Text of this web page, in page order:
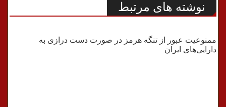
نوشته های مرتبط
جنگ
ممنوعیت عبور از تنگه هرمز در صورت دست درازی به
دارایی‌های ایران